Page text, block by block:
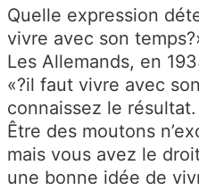
Quelle expression
vivre avec son
Les Allemands, en
«?il faut vivre avec
connaissez le résultat.
Être des moutons
mais vous avez le
une bonne idée de